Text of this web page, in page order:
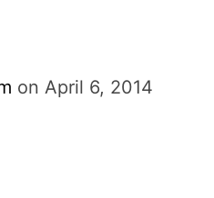
on April 6, 2014